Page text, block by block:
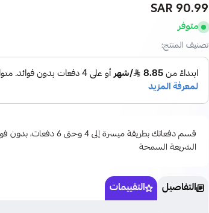
90.99 SAR
متوفر
تصنيف المنتج:
قسم دفعاتك بطريقة ميسرة إلى
الشريعة السمحة
التفاصيل التقييمات